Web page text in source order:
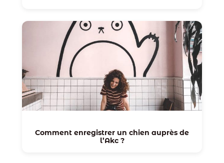
Comment enregistrer un chien auprès de
l’Akc ?